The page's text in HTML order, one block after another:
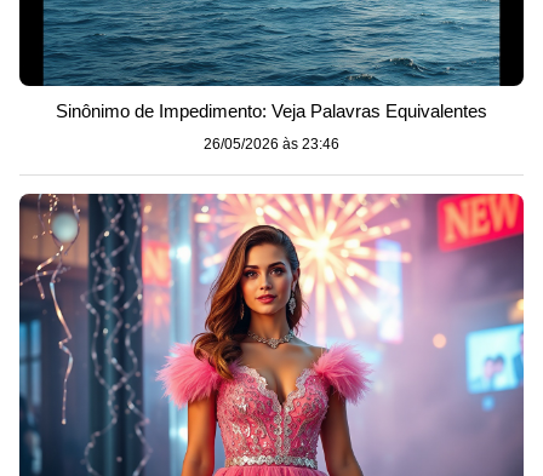
Sinônimo de Impedimento: Veja Palavras Equivalentes
26/05/2026 às 23:46